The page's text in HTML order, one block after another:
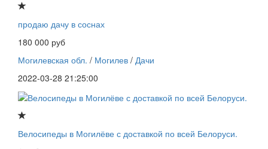
продаю дачу в соснах
180 000 руб
Могилевская обл. / Могилев / Дачи
2022-03-28 21:25:00
Велосипеды в Могилёве с доставкой по всей Белоруси.